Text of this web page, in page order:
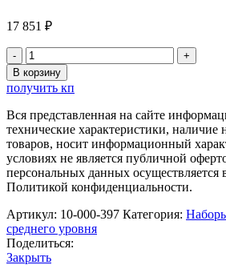
17 851 ₽
Количество
товара
Образовательный
набор
mBot
v1.1-
Blue
(Bluetooth
Version)
В корзину
получить кп
Вся представленная на сайте
технические характеристики, наличие
товаров, носит информационный
условиях не является публичной
персональных данных осуществляется
Политикой конфиденциальности.
Артикул: 10-000-397 Категория:
среднего уровня
Поделиться:
Закрыть